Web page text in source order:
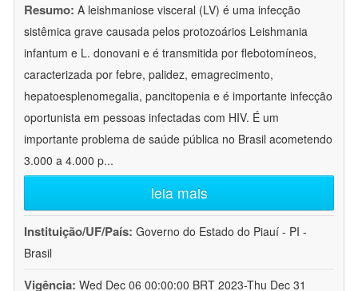
Resumo: A leishmaniose visceral (LV) é uma infecção
sistêmica grave causada pelos protozoários Leishmania
infantum e L. donovani e é transmitida por flebotomíneos,
caracterizada por febre, palidez, emagrecimento,
hepatoesplenomegalia, pancitopenia e é importante infecção
oportunista em pessoas infectadas com HIV. É um
importante problema de saúde pública no Brasil acometendo
3.000 a 4.000 p...
leia mais
Instituição/UF/País: Governo do Estado do Piauí - PI -
Brasil
Vigência: Wed Dec 06 00:00:00 BRT 2023-Thu Dec 31